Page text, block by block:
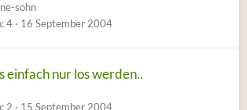
sohn
4 16 September 2004
einfach nur los werden..
2 15 September 2004